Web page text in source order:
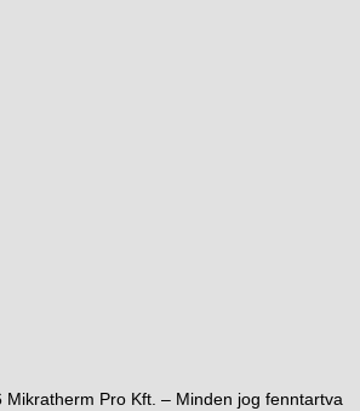
Mikratherm Pro Kft. – Minden jog fenntartva​